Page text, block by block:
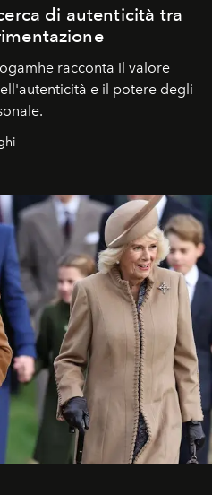
di autenticità tra
racconta il valore
e il potere degli